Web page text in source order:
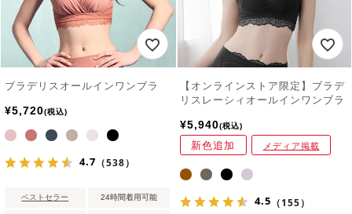
ブラデリスオールインワンブラ
¥5,720 税込
4.7 （538）
ベストセラー 24時間着用可能
【オンラインストア限定】ブラデ
リスレーシィオールインワンブラ
¥5,940 税込
新色追加 メディア掲載
4.5 （155）